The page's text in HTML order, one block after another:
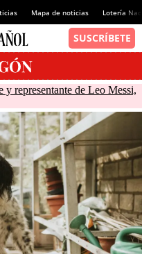
Mapa de noticias Lotería
y representante de Leo Messi,